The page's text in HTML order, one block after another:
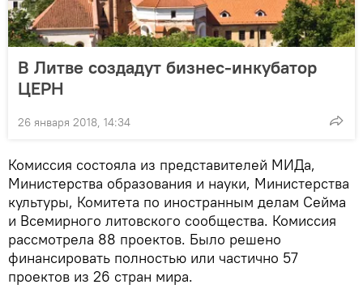
В Литве создадут бизнес-инкубатор
ЦЕРН
26 января 2018, 14:34
Комиссия состояла из представителей МИДа,
Министерства образования и науки, Министерства
культуры, Комитета по иностранным делам Сейма
и Всемирного литовского сообщества. Комиссия
рассмотрела 88 проектов. Было решено
финансировать полностью или частично 57
проектов из 26 стран мира.